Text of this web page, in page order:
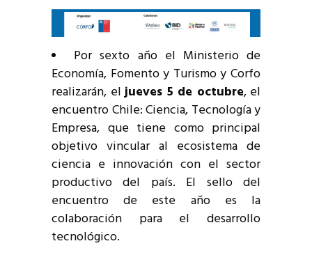
Por sexto año el Ministerio de
Economía, Fomento y Turismo y Corfo
realizarán, eljueves 5 de octubre, el
encuentro Chile: Ciencia, Tecnología y
Empresa, que tiene como principal
objetivo vincular al ecosistema de
ciencia e innovación con el sector
productivo del país. El sello del
encuentro de este año es la
colaboración para el desarrollo
tecnológico.